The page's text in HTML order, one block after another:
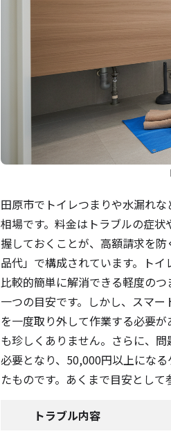
田原市でトイレつまりや水漏れ
相場です。料金はトラブルの症
握しておくことが、高額請求を
品代」で構成されています。ト
比較的簡単に解消できる軽度の
一つの目安です。しかし、スマ
を一度取り外して作業する必要
も珍しくありません。さらに、
必要となり、50,000円以上にな
たものです。あくまで目安として
トラブル内容